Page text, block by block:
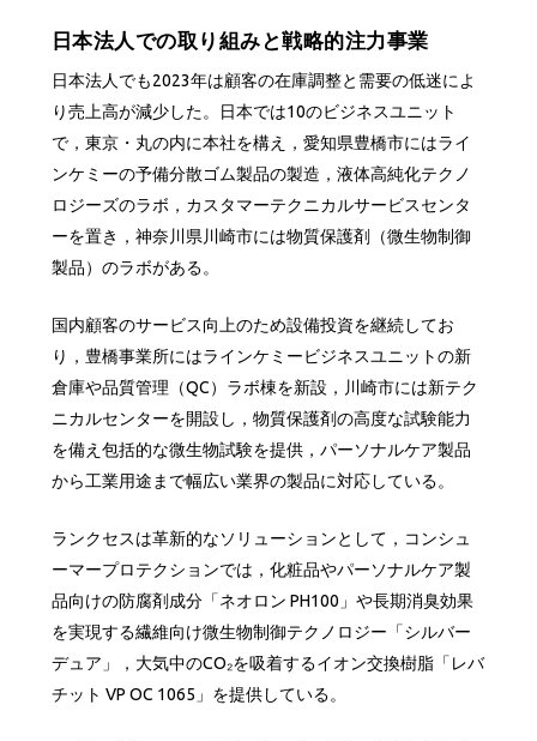
日本法人での取り組みと戦略的注力事業
日本法人でも2023年は顧客の在庫調整と需要の低迷によ
り売上高が減少した。日本では10のビジネスユニット
で，東京・丸の内に本社を構え，愛知県豊橋市にはライ
ンケミーの予備分散ゴム製品の製造，液体高純化テクノ
ロジーズのラボ，カスタマーテクニカルサービスセンタ
ーを置き，神奈川県川崎市には物質保護剤（微生物制御
製品）のラボがある。
国内顧客のサービス向上のため設備投資を継続してお
り，豊橋事業所にはラインケミービジネスユニットの新
倉庫や品質管理（QC）ラボ棟を新設，川崎市には新テク
ニカルセンターを開設し，物質保護剤の高度な試験能力
を備え包括的な微生物試験を提供，パーソナルケア製品
から工業用途まで幅広い業界の製品に対応している。
ランクセスは革新的なソリューションとして，コンシュ
ーマープロテクションでは，化粧品やパーソナルケア製
品向けの防腐剤成分「ネオロン PH100」や長期消臭効果
を実現する繊維向け微生物制御テクノロジー「シルバー
デュア」，大気中のCO₂を吸着するイオン交換樹脂「レバ
チット VP OC 1065」を提供している。